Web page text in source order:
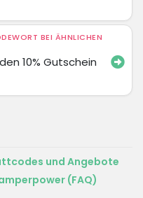
BEI ÄHNLICHEN
10% Gutschein
und Angebote
(FAQ)